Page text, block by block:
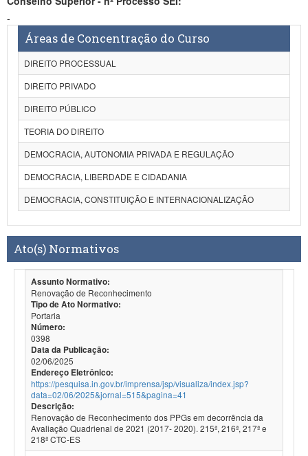
-
Áreas de Concentração do Curso
DIREITO PROCESSUAL
DIREITO PRIVADO
DIREITO PÚBLICO
TEORIA DO DIREITO
DEMOCRACIA, AUTONOMIA PRIVADA E REGULAÇÃO
DEMOCRACIA, LIBERDADE E CIDADANIA
DEMOCRACIA, CONSTITUIÇÃO E INTERNACIONALIZAÇÃO
Ato(s) Normativos
Assunto Normativo:
Renovação de Reconhecimento
Tipo de Ato Normativo:
Portaria
Número:
0398
Data da Publicação:
02/06/2025
Endereço Eletrônico:
https://pesquisa.in.gov.br/imprensa/jsp/visualiza/index.jsp?
data=02/06/2025&jornal=515&pagina=41
Descrição:
Renovação de Reconhecimento dos PPGs em decorrência da
Avaliação Quadrienal de 2021 (2017- 2020). 215ª, 216ª, 217ª e
218ª CTC-ES